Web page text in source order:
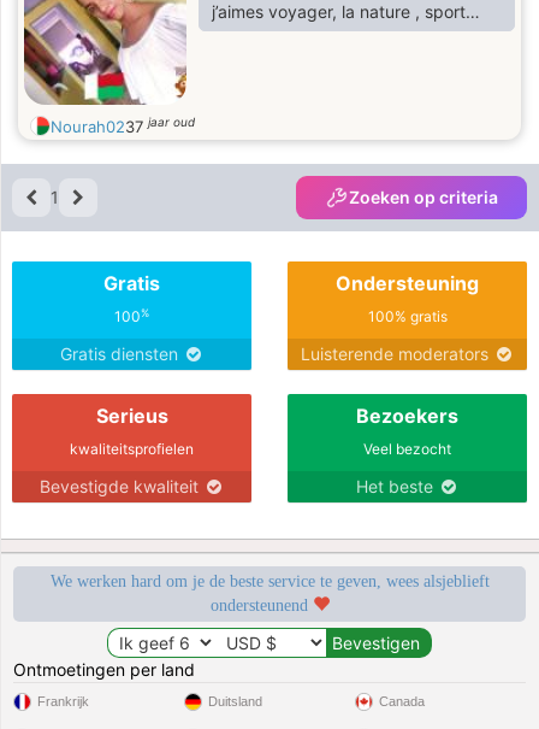
j’aimes voyager, la nature , sport…
Nourah0237jaar oud
1 Zoeken op criteria
Gratis
100%
Gratis diensten
Ondersteuning
100% gratis
Luisterende moderators
Serieus
kwaliteitsprofielen
Bevestigde kwaliteit
Bezoekers
Veel bezocht
Het beste
We werken hard om je de beste service te geven, wees alsjeblieft
ondersteunend
Ontmoetingen per land
Frankrijk Duitsland Canada